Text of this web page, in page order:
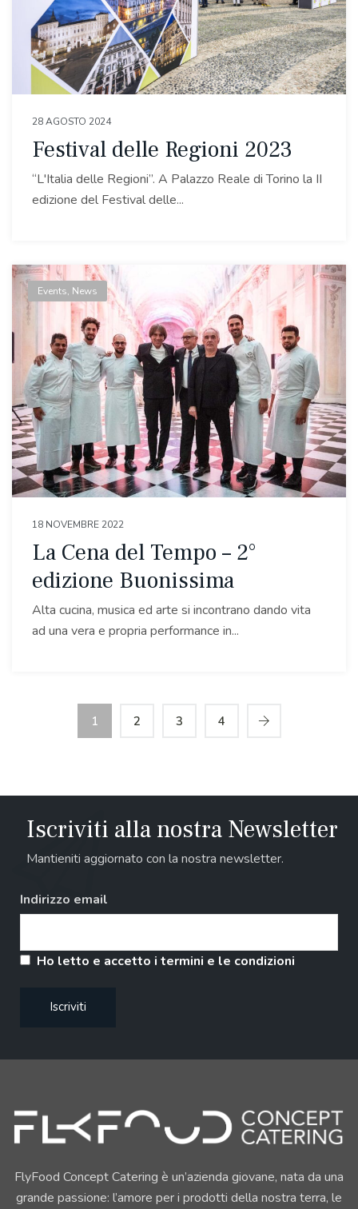
28 AGOSTO 2024
Festival delle Regioni 2023
“L'Italia delle Regioni”. A Palazzo Reale di Torino la II
edizione del Festival delle...
Events, News
18 NOVEMBRE 2022
La Cena del Tempo – 2°
edizione Buonissima
Alta cucina, musica ed arte si incontrano dando vita
ad una vera e propria performance in...
1 2 3 4
Iscriviti alla nostra Newsletter
Mantieniti aggiornato con la nostra newsletter.
Indirizzo email
Ho letto e accetto i termini e le condizioni
FlyFood Concept Catering è un’azienda giovane, nata da una
grande passione: l’amore per i prodotti della nostra terra, le